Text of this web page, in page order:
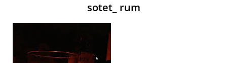
sotet_ rum